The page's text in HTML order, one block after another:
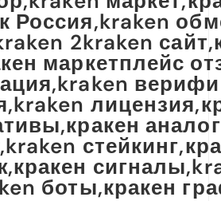
Россия,kraken
2kraken
маркетплейс
боты,кракен